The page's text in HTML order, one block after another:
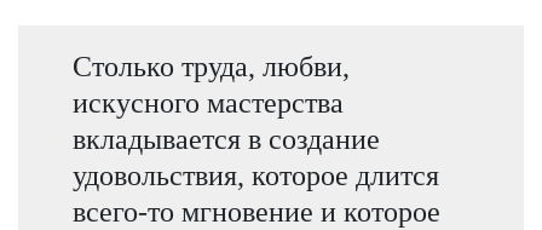
Столько труда, любви,
искусного мастерства
вкладывается в создание
удовольствия, которое длится
всего-то мгновение и которое